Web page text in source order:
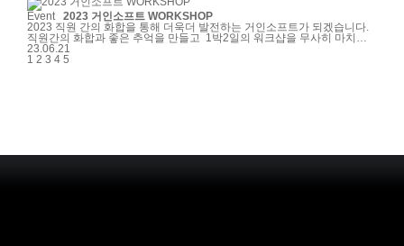
Event 2023 거인소프트 WORKSHOP
2023 직원 간의 화합을 통해 더욱더 발전하는 거인소프트가 되겠습니다.
직원간의 화합과 좋은 추억을 만들고 1박2일의 워크샵을 무사히 마치고
돌아왔습니다.
23.06.21
1 2 3 4 5